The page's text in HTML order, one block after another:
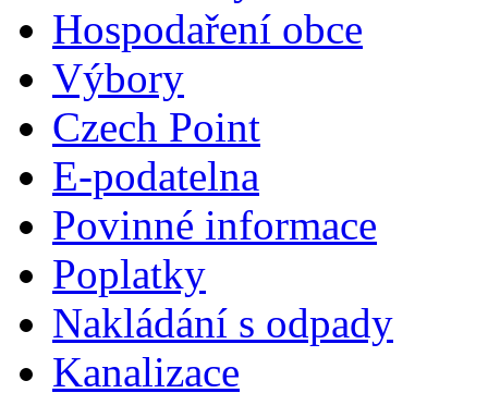
Hospodaření obce
Výbory
Czech Point
E-podatelna
Povinné informace
Poplatky
Nakládání s odpady
Kanalizace